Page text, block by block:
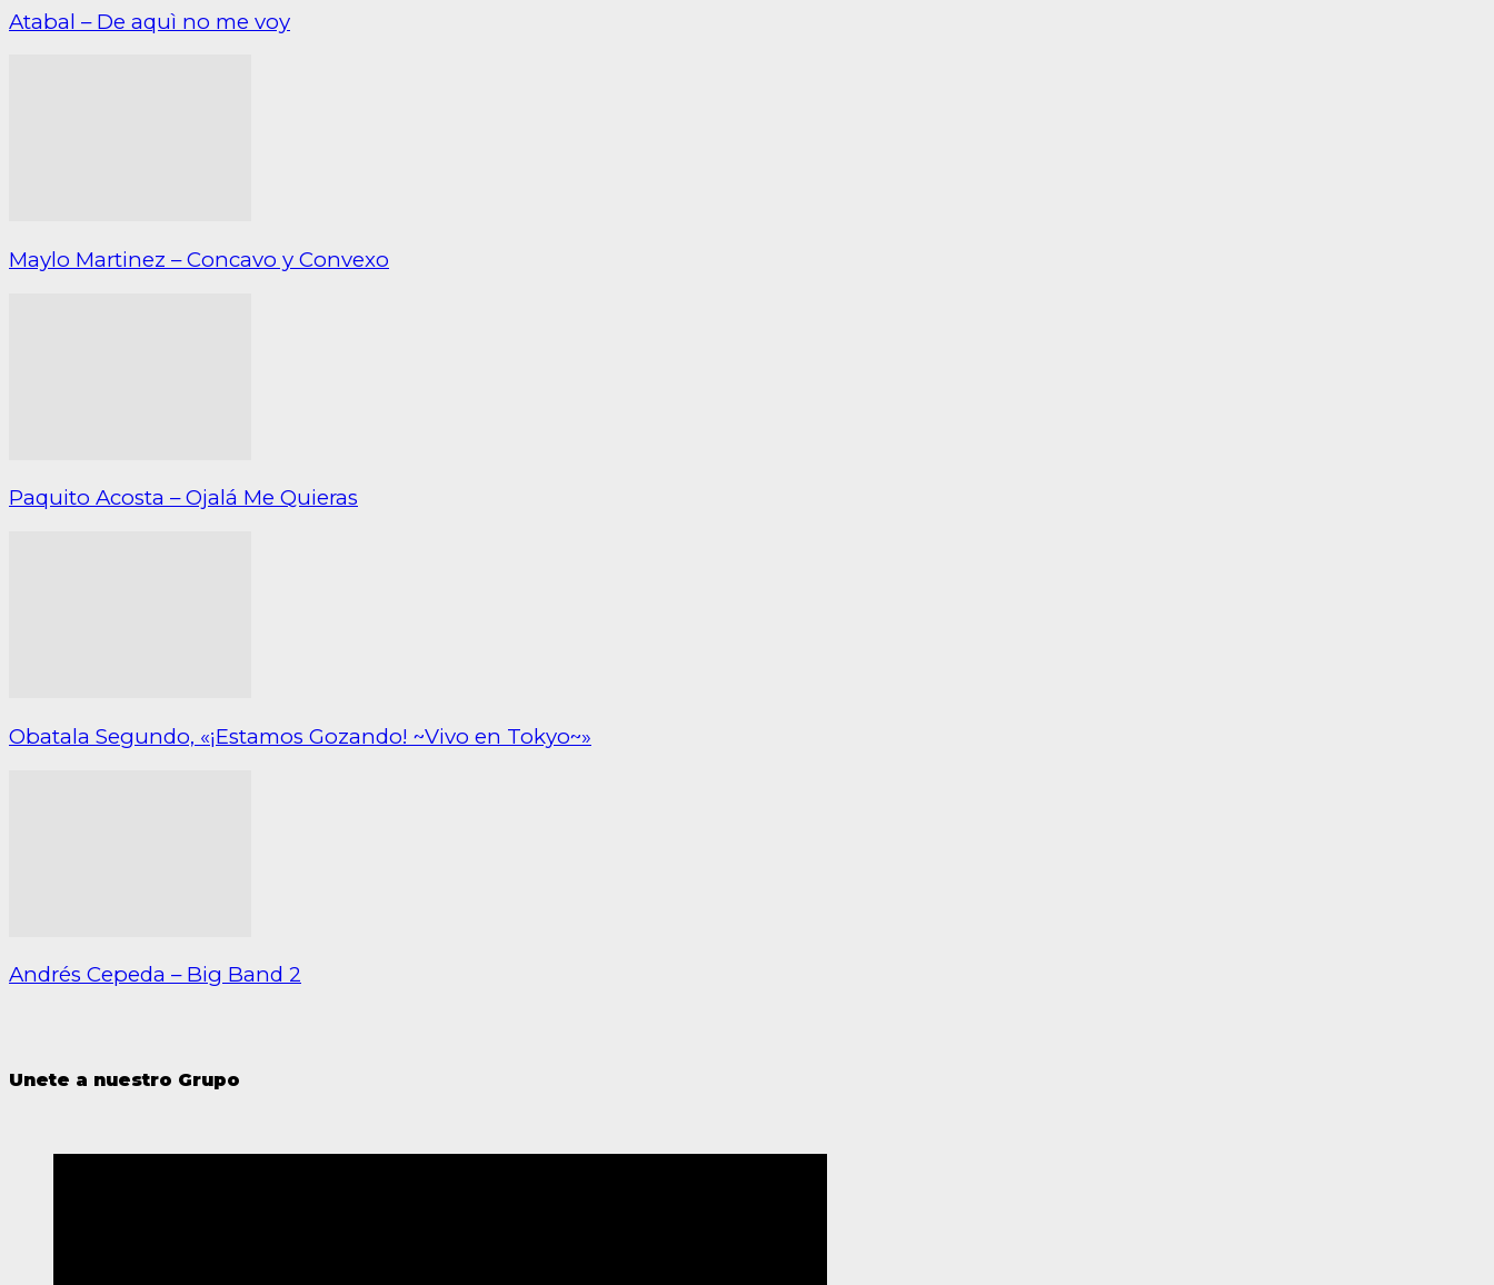
Atabal – De aquì no me voy
Maylo Martinez – Concavo y Convexo
Paquito Acosta – Ojalá Me Quieras
Obatala Segundo, «¡Estamos Gozando! ~Vivo en Tokyo~»
Andrés Cepeda – Big Band 2
Unete a nuestro Grupo